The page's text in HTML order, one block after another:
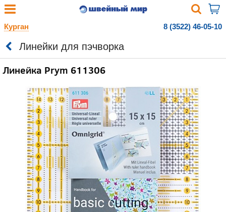
Курган 8 (3522) 46-05-10
Линейки для пэчворка
Линейка Prym 611306